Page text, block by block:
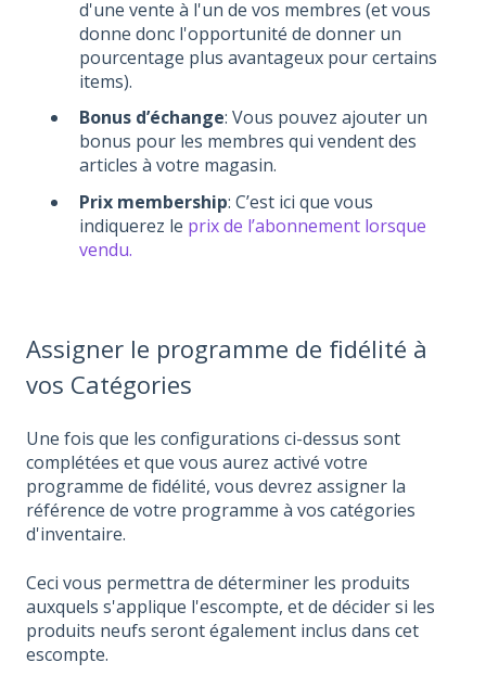
d'une vente à l'un de vos membres (et vous
donne donc l'opportunité de donner un
pourcentage plus avantageux pour certains
items).
Bonus d’échange: Vous pouvez ajouter un
bonus pour les membres qui vendent des
articles à votre magasin.
Prix membership: C’est ici que vous
indiquerez le prix de l’abonnement lorsque
vendu.
Assigner le programme de fidélité à
vos Catégories
Une fois que les configurations ci-dessus sont
complétées et que vous aurez activé votre
programme de fidélité, vous devrez assigner la
référence de votre programme à vos catégories
d'inventaire.
Ceci vous permettra de déterminer les produits
auxquels s'applique l'escompte, et de décider si les
produits neufs seront également inclus dans cet
escompte.